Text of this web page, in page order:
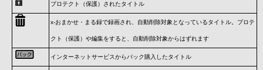
プロテクト（保護）されたタイトル
x-おまかせ・まる録で録画され、自動削除対象となっているタイトル。プロテ
クト（保護）や編集をすると、自動削除対象からはずれます
インターネットサービスからパック購入したタイトル